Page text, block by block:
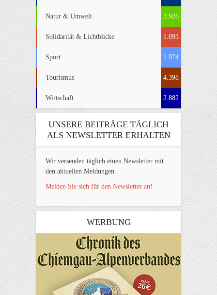
Natur & Umwelt 3.926
Solidarität & Lichtblicke 1.093
Sport 1.974
Tourismus 4.398
Wirtschaft 2.882
UNSERE BEITRÄGE TÄGLICH
ALS NEWSLETTER ERHALTEN
Wir versenden täglich einen Newsletter mit
den aktuellen Meldungen.
Melden Sie sich für den Newsletter an!
WERBUNG